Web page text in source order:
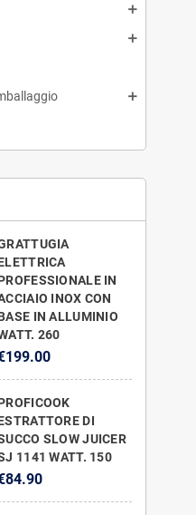
IN
INOX CON
IN ALLUMINIO
260
DI
SLOW JUICER
1141 WATT. 150